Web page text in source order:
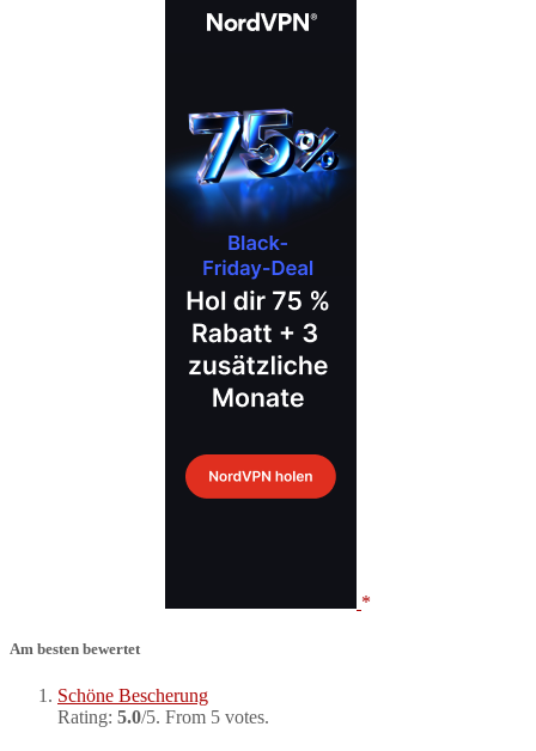
Am besten bewertet
Schöne Bescherung
Rating: 5.0/5. From 5 votes.